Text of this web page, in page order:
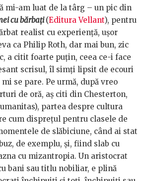
mi-am luat de la târg – un pic din
cu bărbați(Editura Vellant), pentru
realist cu experiență, ușor
ca Philip Roth, dar mai bun, zic
a citit foarte puțin, ceea ce-i face
scrisul, îl simți lipsit de ecouri
se pare. Pe urmă, după vreo
de oră, aș citi din Chesterton,
partea despre cultura
cum disprețul pentru clasele de
de slăbiciune, când ai stat
de exemplu, și, fiind slab cu
cu mizantropia. Un aristocrat
bani sau titlu nobiliar, e plină